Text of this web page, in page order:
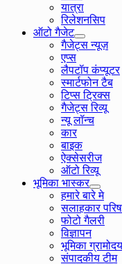
यात्रा
रिलेशनसिप
ऑटो गैजेट
गैजेट्स न्यूज़
एप्स
लैपटॉप कंप्यूटर
स्मार्टफोन टैब
टिप्स ट्रिक्स
गैजेट्स रिव्यू
न्यू लॉन्च
कार
बाइक
ऐक्सेसरीज
ऑटो रिव्यू
भूमिका भास्कर
हमारे बारे मे
सलाहकार
फोटो गैलरी
विज्ञापन
भूमिका
संपादकीय टीम